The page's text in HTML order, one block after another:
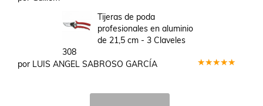
Tijeras de poda
profesionales en aluminio
de 21,5 cm - 3 Claveles
308
por LUIS ANGEL SABROSO GARCÍA